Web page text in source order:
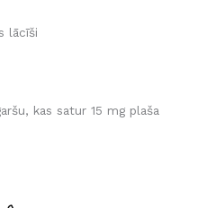
lācīši
kas satur 15 mg plaša